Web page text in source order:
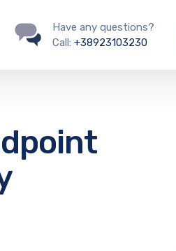
Have any questions?
Call: +38923103230